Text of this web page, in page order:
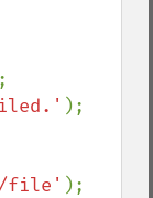
);
file' );